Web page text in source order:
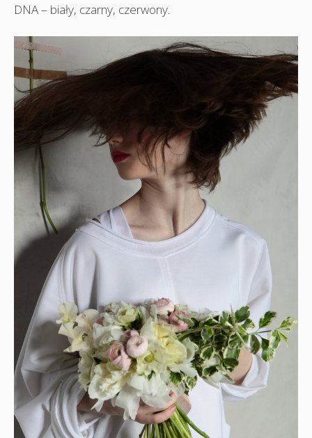
DNA – biały, czarny, czerwony.